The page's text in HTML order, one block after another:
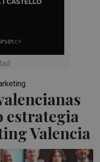
estrategia
Valencia